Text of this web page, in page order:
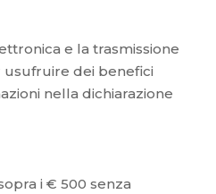
e la trasmissione
dei benefici
nella dichiarazione
i € 500 senza